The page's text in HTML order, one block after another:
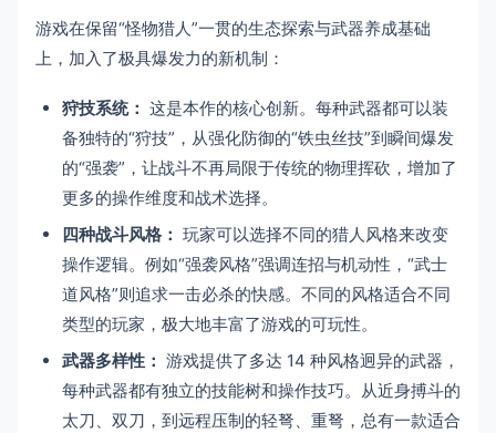
游戏在保留“怪物猎人”一贯的生态探索与武器养成基础
上，加入了极具爆发力的新机制：
狩技系统： 这是本作的核心创新。每种武器都可以装
备独特的“狩技”，从强化防御的“铁虫丝技”到瞬间爆发
的“强袭”，让战斗不再局限于传统的物理挥砍，增加了
更多的操作维度和战术选择。
四种战斗风格： 玩家可以选择不同的猎人风格来改变
操作逻辑。例如“强袭风格”强调连招与机动性，“武士
道风格”则追求一击必杀的快感。不同的风格适合不同
类型的玩家，极大地丰富了游戏的可玩性。
武器多样性： 游戏提供了多达 14 种风格迥异的武器，
每种武器都有独立的技能树和操作技巧。从近身搏斗的
太刀、双刀，到远程压制的轻弩、重弩，总有一款适合